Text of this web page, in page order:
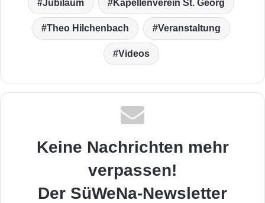
Jubiläum Kapellenverein St. Georg
Theo Hilchenbach Veranstaltung
Videos
Keine Nachrichten mehr
verpassen!
Der SüWeNa-Newsletter